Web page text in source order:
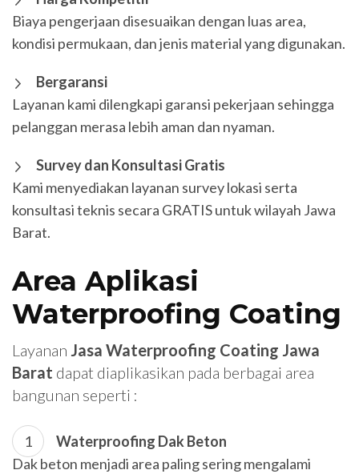
Biaya pengerjaan disesuaikan dengan luas area,
kondisi permukaan, dan jenis material yang digunakan.
Bergaransi
Layanan kami dilengkapi garansi pekerjaan sehingga
pelanggan merasa lebih aman dan nyaman.
Survey dan Konsultasi Gratis
Kami menyediakan layanan survey lokasi serta
konsultasi teknis secara GRATIS untuk wilayah Jawa
Barat.
Area Aplikasi
Waterproofing Coating
Layanan Jasa Waterproofing Coating Jawa
Barat dapat diaplikasikan pada berbagai area
bangunan seperti :
Waterproofing Dak Beton
Dak beton menjadi area paling sering mengalami